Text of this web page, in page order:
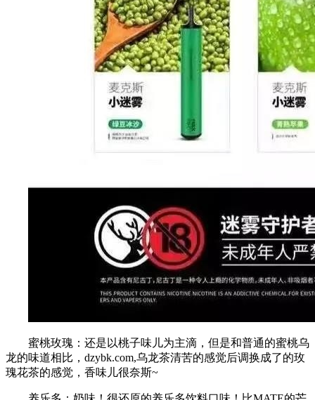
蜜桃玫瑰：还是以桃子味儿为主滴，但是和普通的蜜桃乌
龙的味道相比，dzybk.com,乌龙茶清苦的感觉后调换成了的玫
瑰花茶的感觉，香味儿很奈斯~